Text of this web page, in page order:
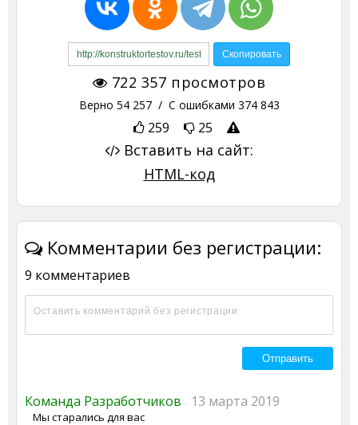
722 357 просмотров
Верно 54 257/ С ошибками 374 843
259 25
Вставить на сайт:
HTML-код
Комментарии без регистрации:
9 комментариев
Команда Разработчиков 13 марта 2019
Мы старались для вас